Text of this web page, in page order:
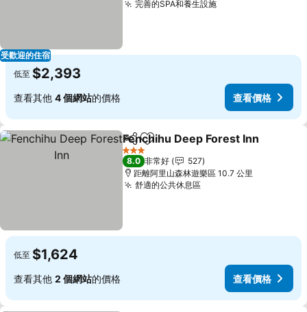
受歡迎的住宿
完善的SPA和養生設施查看價格
低至 $2,393
查看其他 4 個網站的價格 查看價格
分享 加入我的最愛
Fenchihu Deep Forest Inn
3 星級
8.0 非常好
527
距離阿里山森林遊樂區 10.7 公里
舒適的公共休息區查看價格
低至 $1,624
查看其他 2 個網站的價格 查看價格